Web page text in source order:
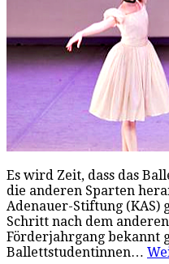
Es wird Zeit, dass das
die anderen Sparten
Adenauer-Stiftung
Schritt nach dem
Förderjahrgang bekannt
Ballettstudentinnen…